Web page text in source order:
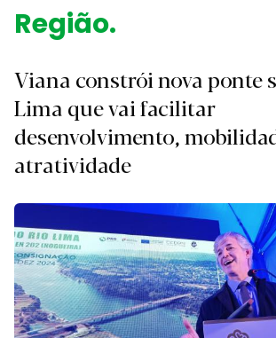
Região.
Viana constrói nova ponte
Lima que vai facilitar
desenvolvimento,
atratividade